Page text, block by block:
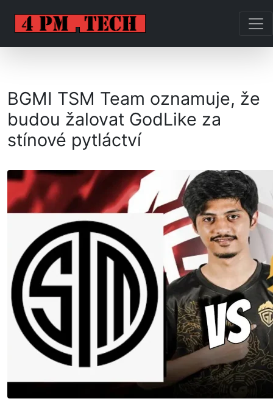
BGMI TSM Team oznamuje, že
budou žalovat GodLike za
stínové pytláctví